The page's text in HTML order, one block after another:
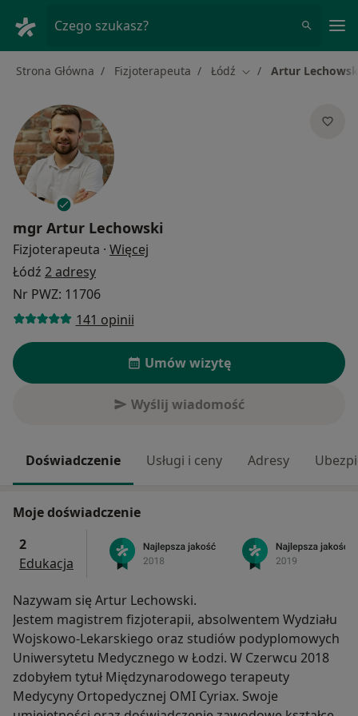
Czego szukasz?
Strona Główna Fizjoterapeuta Łódź Zmień miasto
Artur
mgr Artur Lechowski
Fizjoterapeuta · Więcej
Łódź 2 adresy
Nr PWZ: 11706
141 opinii
Umów wizytę
Wyślij wiadomość
Doświadczenie Usługi i ceny Adresy
Moje doświadczenie
2
Edukacja
Nazywam się Artur Lechowski.
Jestem magistrem fizjoterapii, absolwentem Wydziału
Wojskowo-Lekarskiego oraz studiów podyplomowych
Uniwersytetu Medycznego w Łodzi. W Czerwcu 2018
zdobyłem tytuł Międzynarodowego terapeuty
Medycyny Ortopedycznej OMI Cyriax. Swoje